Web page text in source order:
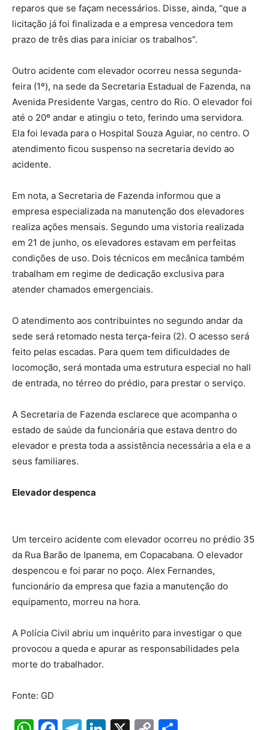
reparos que se façam necessários. Disse, ainda, “que a
licitação já foi finalizada e a empresa vencedora tem
prazo de três dias para iniciar os trabalhos”.
Outro acidente com elevador ocorreu nessa segunda-
feira (1º), na sede da Secretaria Estadual de Fazenda, na
Avenida Presidente Vargas, centro do Rio. O elevador foi
até o 20º andar e atingiu o teto, ferindo uma servidora.
Ela foi levada para o Hospital Souza Aguiar, no centro. O
atendimento ficou suspenso na secretaria devido ao
acidente.
Em nota, a Secretaria de Fazenda informou que a
empresa especializada na manutenção dos elevadores
realiza ações mensais. Segundo uma vistoria realizada
em 21 de junho, os elevadores estavam em perfeitas
condições de uso. Dois técnicos em mecânica também
trabalham em regime de dedicação exclusiva para
atender chamados emergenciais.
O atendimento aos contribuintes no segundo andar da
sede será retomado nesta terça-feira (2). O acesso será
feito pelas escadas. Para quem tem dificuldades de
locomoção, será montada uma estrutura especial no hall
de entrada, no térreo do prédio, para prestar o serviço.
A Secretaria de Fazenda esclarece que acompanha o
estado de saúde da funcionária que estava dentro do
elevador e presta toda a assistência necessária a ela e a
seus familiares.
Elevador despenca
Um terceiro acidente com elevador ocorreu no prédio 35
da Rua Barão de Ipanema, em Copacabana. O elevador
despencou e foi parar no poço. Alex Fernandes,
funcionário da empresa que fazia a manutenção do
equipamento, morreu na hora.
A Polícia Civil abriu um inquérito para investigar o que
provocou a queda e apurar as responsabilidades pela
morte do trabalhador.
Fonte: GD